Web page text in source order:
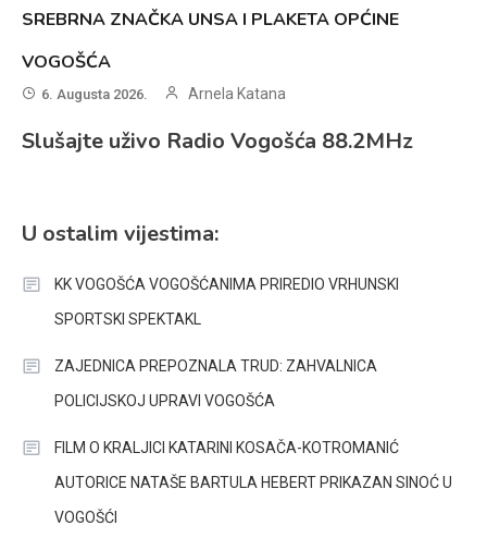
SREBRNA ZNAČKA UNSA I PLAKETA OPĆINE
VOGOŠĆA
6. Augusta 2026. Arnela Katana
Slušajte uživo Radio Vogošća 88.2MHz
U ostalim vijestima:
KK VOGOŠĆA VOGOŠĆANIMA PRIREDIO VRHUNSKI
SPORTSKI SPEKTAKL
ZAJEDNICA PREPOZNALA TRUD: ZAHVALNICA
POLICIJSKOJ UPRAVI VOGOŠĆA
FILM O KRALJICI KATARINI KOSAČA-KOTROMANIĆ
AUTORICE NATAŠE BARTULA HEBERT PRIKAZAN SINOĆ U
VOGOŠĆI